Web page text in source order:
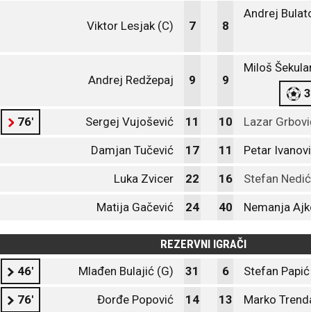
Viktor Lesjak (C) 7 8
Andrej
Andrej Redžepaj 9 9
Miloš
76' Sergej Vujošević 11 10 Lazar
Damjan Tučević 17 11 Petar
Luka Zvicer 22 16 Stefan Nedić
Matija Gačević 24 40 Nemanja
REZERVNI IGRAČI
46'
Mlađen Bulajić (G) 31 6 Stefan Papić
76' Đorđe Popović 14 13 Marko